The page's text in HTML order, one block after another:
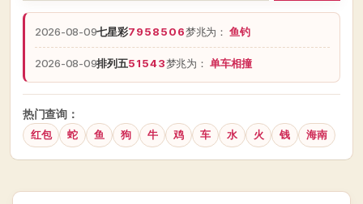
2026-08-09七星彩7958506梦兆为：鱼钓
2026-08-09排列五51543梦兆为：单车相撞
热门查询：
红包 蛇 鱼 狗 牛 鸡 车 水 火 钱 海南